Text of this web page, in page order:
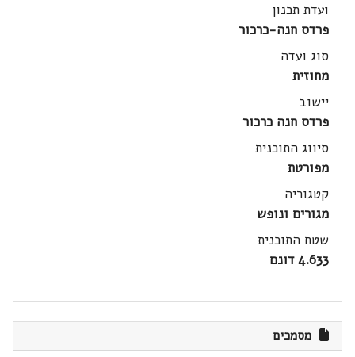
ועדת תכנון
פרדס חנה-כרכור
סוג ועדה
מחוזית
יישוב
פרדס חנה כרכור
סיווג התוכנית
מפורטת
קטגוריה
מגורים ונופש
שטח התוכנית
4.633 דונם
מסמכים